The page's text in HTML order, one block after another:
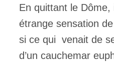
En quittant le Dôme,
étrange sensation
si ce qui venait de
d’un cauchemar